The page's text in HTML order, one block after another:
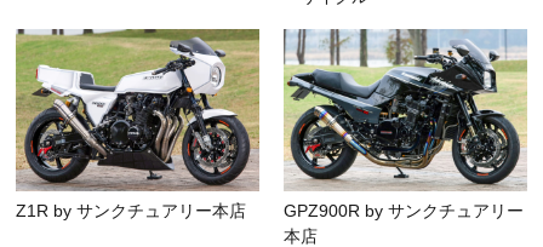
Z1R by サンクチュアリー本店
GPZ900R by サンクチュアリー
本店